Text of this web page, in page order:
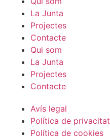
La Junta
Projectes
Contacte
Qui som
La Junta
Projectes
Contacte
Avís legal
Política de privacitat
Política de cookies